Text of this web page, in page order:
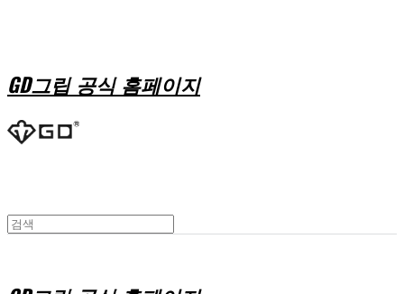
GD그립 공식 홈페이지